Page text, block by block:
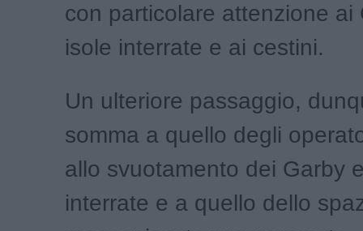
con particolare attenzione ai
isole interrate e ai cestini.
Un ulteriore passaggio,
somma a quello degli
allo svuotamento dei Garby
interrate e a quello dello